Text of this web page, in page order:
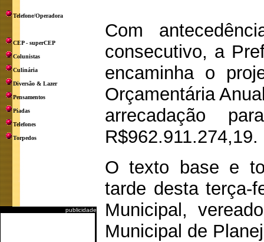
Telefone/Operadora
CEP - superCEP
Colunistas
Culinária
Diversão & Lazer
Pensamentos
Piadas
Telefones
Torpedos
publicidade
Com
consecutivo, a
encaminha o
Orçamentária
arrecadação
R$962.911.274,19.
O texto base e
tarde desta terça-
Municipal,
Municipal de